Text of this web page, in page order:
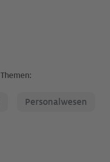
Personalwesen